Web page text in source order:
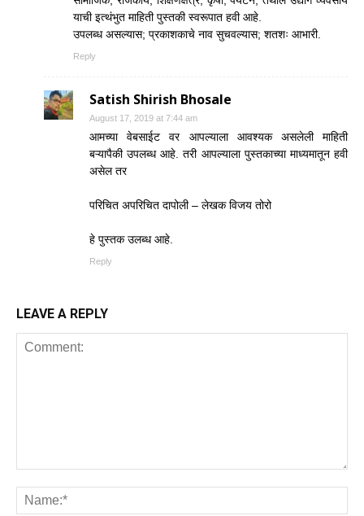
याची इत्थंभुत माहिती पुस्तकी स्वरूपात हवी आहे.
उपलब्ध असल्यास; प्रकाशकाचे नाव सुचवल्यास; शतशः आभारी.
Reply
Satish Shirish Bhosale
August 17, 2019 at 7:44 am
आमच्या वेबसाईट वर आपल्याला आवश्यक असलेली माहिती
बऱ्यापैकी उपलब्ध आहे. तरी आपल्याला पुस्तकाच्या माध्यमातून हवी
असेल तर
परिचित अपरिचित दापोली – लेखक विजय तोरो
हे पुस्तक उलब्ध आहे.
Reply
LEAVE A REPLY